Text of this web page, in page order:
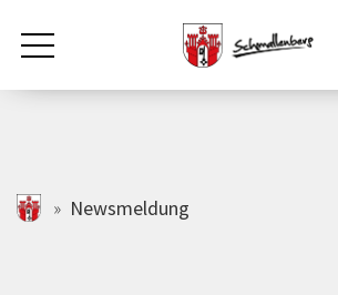
Zum Hauptinhalt springen
Rathaus & Politik
schmallenberg.de
Newsmeldung